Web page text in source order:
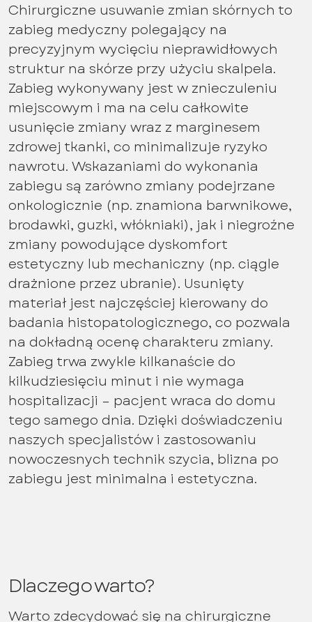
Chirurgiczne usuwanie zmian skórnych to
zabieg medyczny polegający na
precyzyjnym wycięciu nieprawidłowych
struktur na skórze przy użyciu skalpela.
Zabieg wykonywany jest w znieczuleniu
miejscowym i ma na celu całkowite
usunięcie zmiany wraz z marginesem
zdrowej tkanki, co minimalizuje ryzyko
nawrotu. Wskazaniami do wykonania
zabiegu są zarówno zmiany podejrzane
onkologicznie (np. znamiona barwnikowe,
brodawki, guzki, włókniaki), jak i niegroźne
zmiany powodujące dyskomfort
estetyczny lub mechaniczny (np. ciągle
drażnione przez ubranie). Usunięty
materiał jest najczęściej kierowany do
badania histopatologicznego, co pozwala
na dokładną ocenę charakteru zmiany.
Zabieg trwa zwykle kilkanaście do
kilkudziesięciu minut i nie wymaga
hospitalizacji – pacjent wraca do domu
tego samego dnia. Dzięki doświadczeniu
naszych specjalistów i zastosowaniu
nowoczesnych technik szycia, blizna po
zabiegu jest minimalna i estetyczna.
Dlaczego warto?
Warto zdecydować się na chirurgiczne